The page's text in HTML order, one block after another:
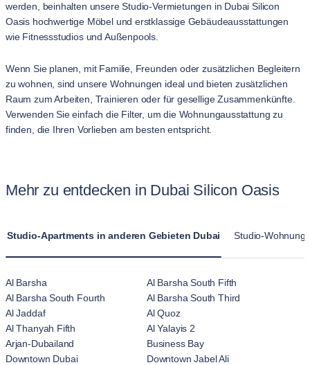
werden, beinhalten unsere Studio-Vermietungen in Dubai Silicon
Oasis hochwertige Möbel und erstklassige Gebäudeausstattungen
wie Fitnessstudios und Außenpools.
Wenn Sie planen, mit Familie, Freunden oder zusätzlichen Begleitern
zu wohnen, sind unsere Wohnungen ideal und bieten zusätzlichen
Raum zum Arbeiten, Trainieren oder für gesellige Zusammenkünfte.
Verwenden Sie einfach die Filter, um die Wohnungausstattung zu
finden, die Ihren Vorlieben am besten entspricht.
Mehr zu entdecken in Dubai Silicon Oasis
Studio-Apartments in anderen Gebieten Dubai Studio-
Al Barsha
Al Barsha South Fifth
Al Barsha South Fourth
Al Barsha South Third
Al Jaddaf
Al Quoz
Al Thanyah Fifth
Al Yalayis 2
Arjan-Dubailand
Business Bay
Downtown Dubai
Downtown Jabel Ali